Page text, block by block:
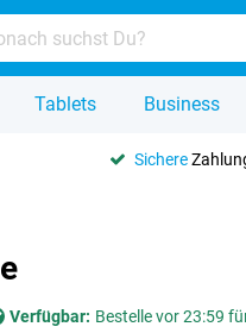
Tablets Business
Sichere
Verfügbar: Bestelle vor 23:59